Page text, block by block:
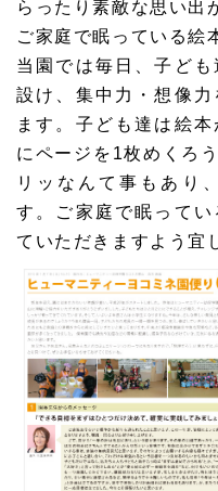
らったり素敵な思い出
ご家庭で眠っている絵
当園では毎日、子ど
設け、集中力・想像
ます。子ども達は絵
にページを1枚めくろ
リッなんて事もあり
す。ご家庭で眠って
ていただきますよう宜